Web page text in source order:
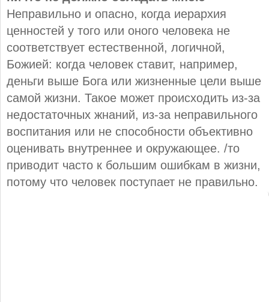
Неправильно и опасно, когда иерархия
ценностей у того или оного человека не
соответствует естественной, логичной,
Божией: когда человек ставит, например,
деньги выше Бога или жизненные цели выше
самой жизни. Такое может происходить из-за
недостаточных жнаний, из-за неправильного
воспитания или не способности объективно
оценивать внутреннее и окружающее. /то
приводит часто к большим ошибкам в жизни,
потому что человек поступает не правильно.